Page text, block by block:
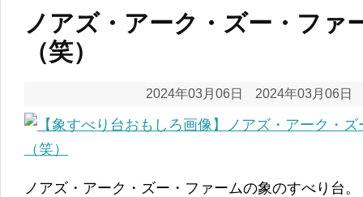
ノアズ・アーク・ズー・ファ
（笑）
2024年03月06日 2024年03月06日
ノアズ・アーク・ズー・ファームの象のすべり台。